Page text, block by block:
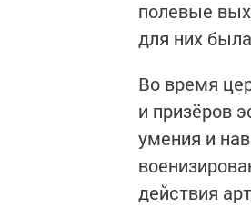
полевые
для них
Во время
и призёров
умения и
действия